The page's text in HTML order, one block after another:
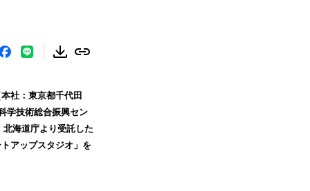
社：東京都千代田
学技術総合振興セン
海道庁より受託した
アップスタジオ」を